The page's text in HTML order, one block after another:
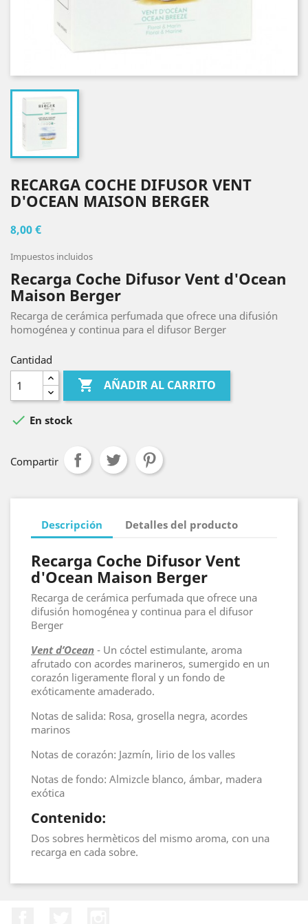
RECARGA COCHE DIFUSOR VENT
D'OCEAN MAISON BERGER
8,00 €
Impuestos incluidos
Recarga Coche Difusor Vent d'Ocean
Maison Berger
Recarga de cerámica perfumada que ofrece una difusión
homogénea y continua para el difusor Berger
Cantidad
 AÑADIR AL CARRITO
 En stock
Compartir
Descripción Detalles del producto
Recarga Coche Difusor Vent
d'Ocean Maison Berger
Recarga de cerámica perfumada que ofrece una
difusión homogénea y continua para el difusor
Berger
Vent d’Ocean - Un cóctel estimulante, aroma
afrutado con acordes marineros, sumergido en un
corazón ligeramente floral y un fondo de
exóticamente amaderado.
Notas de salida: Rosa, grosella negra, acordes
marinos
Notas de corazón: Jazmín, lirio de los valles
Notas de fondo: Almizcle blanco, ámbar, madera
exótica
Contenido:
Dos sobres hermèticos del mismo aroma, con una
recarga en cada sobre.